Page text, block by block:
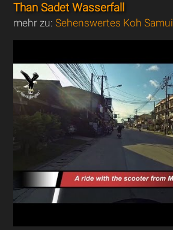
Than Sadet Wasserfall
mehr zu:Sehenswertes Koh Samui